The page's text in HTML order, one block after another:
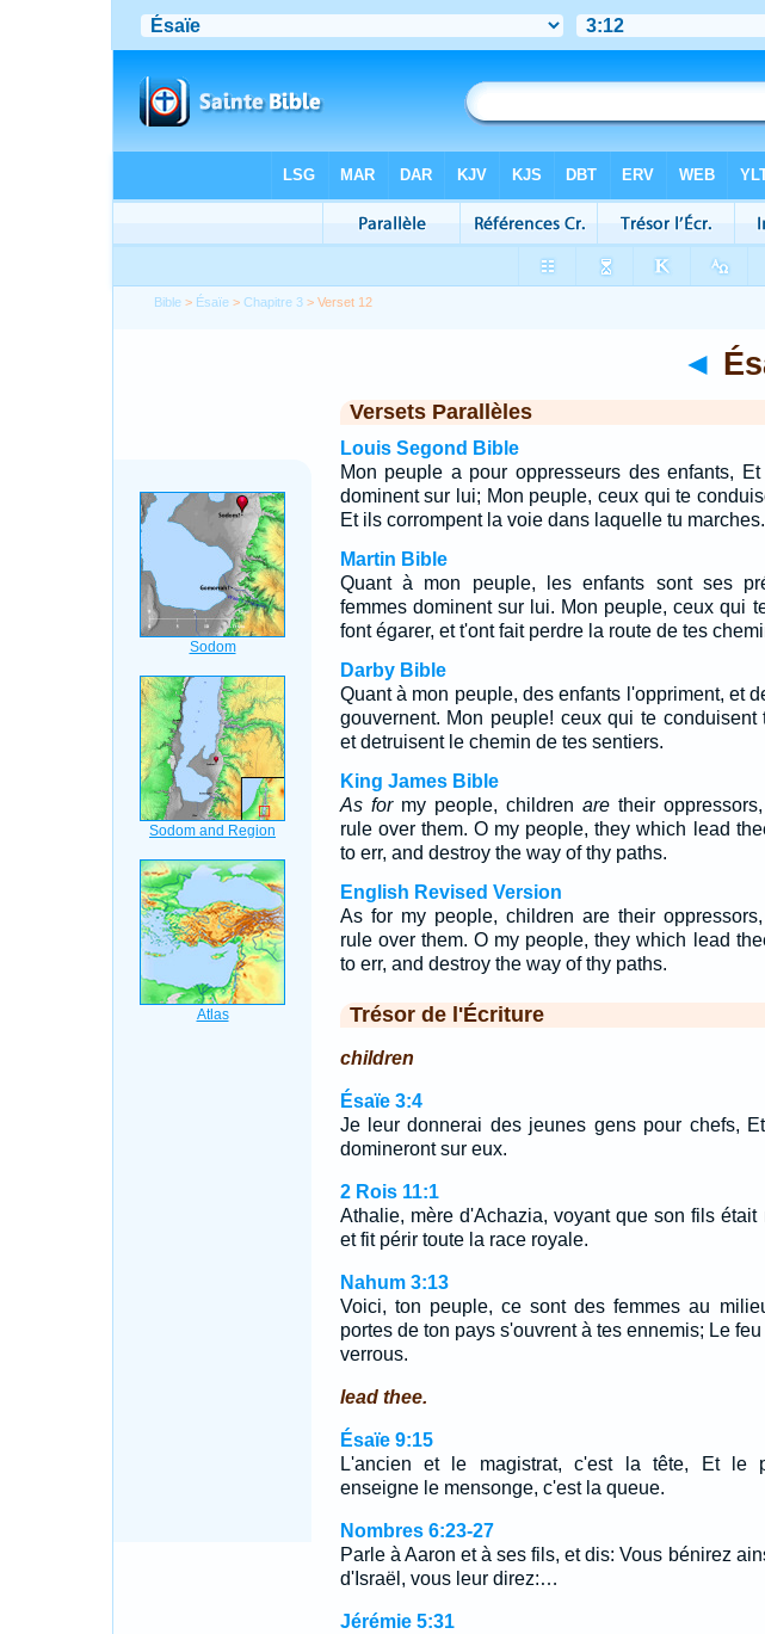
Bible > Ésaïe >Chapitre 3 > Verset 12
◄
Versets Parallèles
Louis Segond Bible
Mon peuple a pour oppresseurs des enfants,
dominent sur lui; Mon peuple, ceux qui te
Et ils corrompent la voie dans laquelle tu marches.
Martin Bible
Quant à mon peuple, les enfants sont ses
femmes dominent sur lui. Mon peuple, ceux qui
font égarer, et t'ont fait perdre la route de tes
Darby Bible
Quant à mon peuple, des enfants l'oppriment, et
gouvernent. Mon peuple! ceux qui te conduisent
et detruisent le chemin de tes sentiers.
King James Bible
As formy people, children aretheir
rule over them. O my people, they which lead
to err, and destroy the way of thy paths.
English Revised Version
As for my people, children are their
rule over them. O my people, they which lead
to err, and destroy the way of thy paths.
Trésor de l'Écriture
children
Ésaïe 3:4
Je leur donnerai des jeunes gens pour chefs,
domineront sur eux.
2 Rois 11:1
Athalie, mère d'Achazia, voyant que son fils était
et fit périr toute la race royale.
Nahum 3:13
Voici, ton peuple, ce sont des femmes au
portes de ton pays s'ouvrent à tes ennemis; Le
verrous.
lead thee.
Ésaïe 9:15
L'ancien et le magistrat, c'est la tête, Et le
enseigne le mensonge, c'est la queue.
Nombres 6:23-27
Parle à Aaron et à ses fils, et dis: Vous bénirez
d'Israël, vous leur direz:…
Jérémie 5:31